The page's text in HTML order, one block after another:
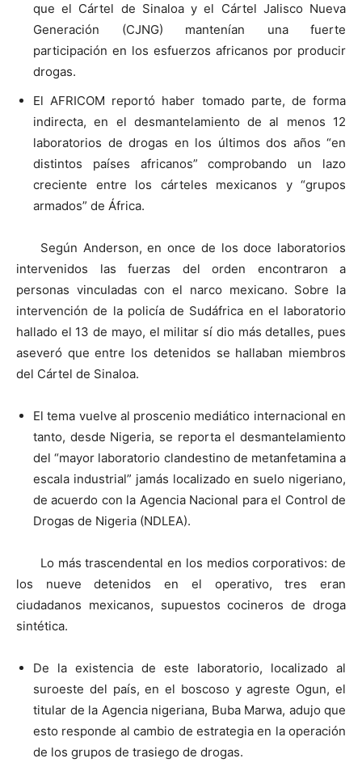
que el Cártel de Sinaloa y el Cártel Jalisco Nueva
Generación (CJNG) mantenían una fuerte
participación en los esfuerzos africanos por producir
drogas.
El AFRICOM reportó haber tomado parte, de forma
indirecta, en el desmantelamiento de al menos 12
laboratorios de drogas en los últimos dos años “en
distintos países africanos” comprobando un lazo
creciente entre los cárteles mexicanos y “grupos
armados” de África.
Según Anderson, en once de los doce laboratorios
intervenidos las fuerzas del orden encontraron a
personas vinculadas con el narco mexicano. Sobre la
intervención de la policía de Sudáfrica en el laboratorio
hallado el 13 de mayo, el militar sí dio más detalles, pues
aseveró que entre los detenidos se hallaban miembros
del Cártel de Sinaloa.
El tema vuelve al proscenio mediático internacional en
tanto, desde Nigeria, se reporta el desmantelamiento
del “mayor laboratorio clandestino de metanfetamina a
escala industrial” jamás localizado en suelo nigeriano,
de acuerdo con la Agencia Nacional para el Control de
Drogas de Nigeria (NDLEA).
Lo más trascendental en los medios corporativos: de
los nueve detenidos en el operativo, tres eran
ciudadanos mexicanos, supuestos cocineros de droga
sintética.
De la existencia de este laboratorio, localizado al
suroeste del país, en el boscoso y agreste Ogun, el
titular de la Agencia nigeriana, Buba Marwa, adujo que
esto responde al cambio de estrategia en la operación
de los grupos de trasiego de drogas.